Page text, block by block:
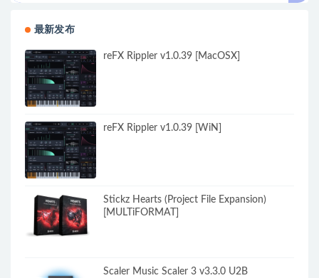
最新发布
reFX Rippler v1.0.39 [MacOSX]
reFX Rippler v1.0.39 [WiN]
Stickz Hearts (Project File Expansion)
[MULTiFORMAT]
Scaler Music Scaler 3 v3.3.0 U2B